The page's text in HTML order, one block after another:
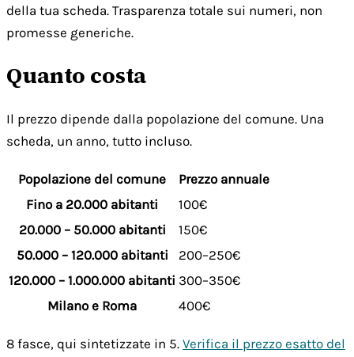
della tua scheda. Trasparenza totale sui numeri, non
promesse generiche.
Quanto costa
Il prezzo dipende dalla popolazione del comune. Una
scheda, un anno, tutto incluso.
Popolazione del comune
Prezzo annuale
Fino a 20.000 abitanti
100€
20.000 – 50.000 abitanti
150€
50.000 – 120.000 abitanti
200–250€
120.000 – 1.000.000 abitanti 300–350€
Milano e Roma
400€
8 fasce, qui sintetizzate in 5. Verifica il prezzo esatto del